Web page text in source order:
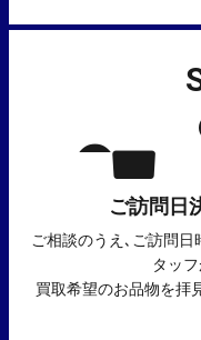
ご訪問日
ご相談のうえ､ご訪問
タッ
買取希望のお品物を拝